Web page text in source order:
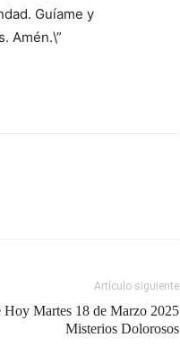
Guíame y
Amén.\”
Artículo siguiente
Hoy Martes 18 de Marzo 2025
Misterios Dolorosos